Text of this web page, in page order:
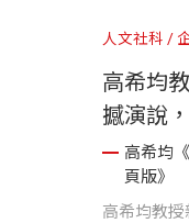
人文社科
高希均
撼演說
的9個條
島》
高希均
頁版》
高希均教授